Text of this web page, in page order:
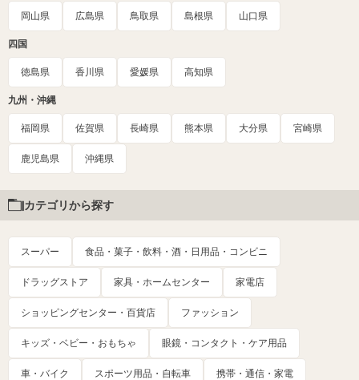
岡山県 広島県 鳥取県 島根県 山口県
四国
徳島県 香川県 愛媛県 高知県
九州・沖縄
福岡県 佐賀県 長崎県 熊本県 大分県 宮崎県
鹿児島県 沖縄県
カテゴリから探す
スーパー 食品・菓子・飲料・酒・日用品・コンビニ
ドラッグストア 家具・ホームセンター 家電店
ショッピングセンター・百貨店 ファッション
キッズ・ベビー・おもちゃ 眼鏡・コンタクト・ケア用品
車・バイク スポーツ用品・自転車 携帯・通信・家電